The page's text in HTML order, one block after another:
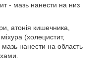
- мазь нанести на низ
атонія кишечника,
(холецистит,
нанести на область